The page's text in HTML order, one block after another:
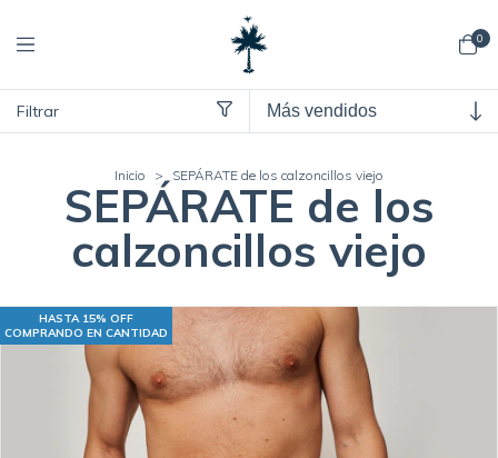
0
Filtrar
Inicio > SEPÁRATE de los calzoncillos viejo
SEPÁRATE de los
calzoncillos viejo
HASTA 15% OFF
COMPRANDO EN CANTIDAD